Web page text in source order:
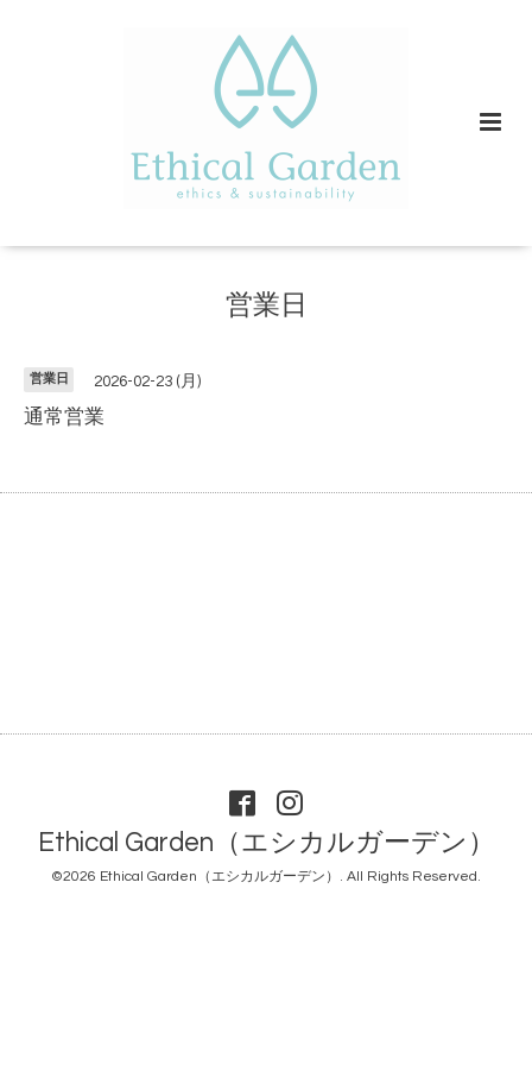
営業日
営業日 2026-02-23 (月)
通常営業
Ethical Garden（エシカルガーデン）
©2026 Ethical Garden（エシカルガーデン） . All Rights Reserved.